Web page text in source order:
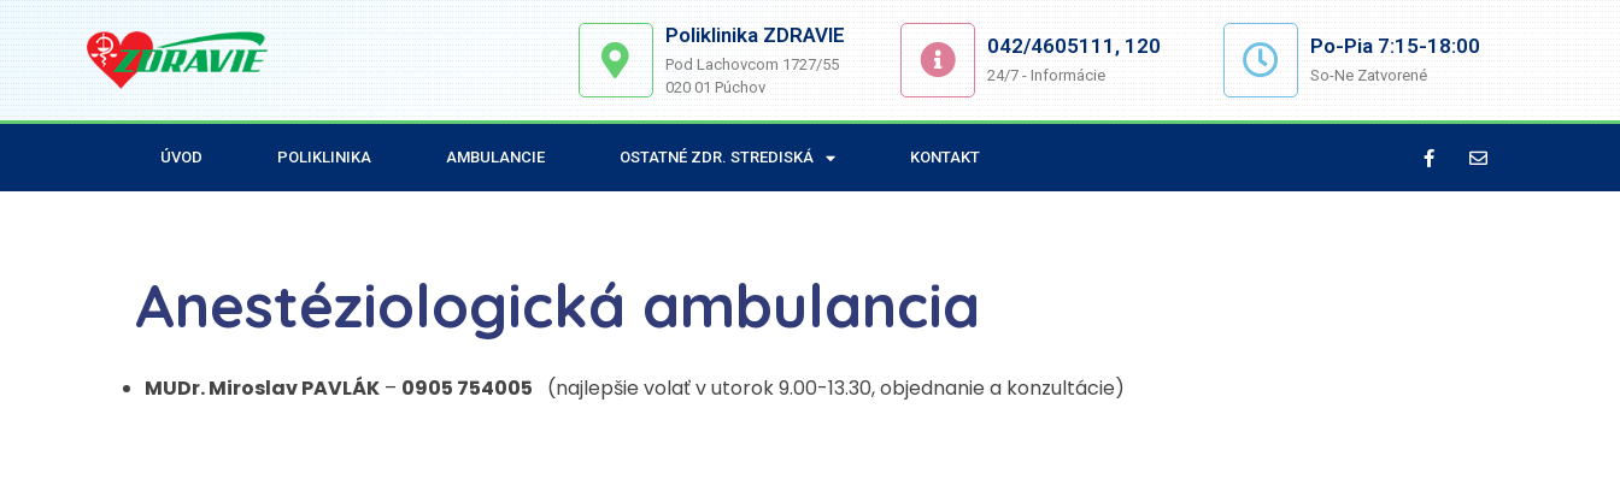
Poliklinika ZDRAVIE
Pod Lachovcom 1727/55
020 01 Púchov
042/4605111, 120
24/7 - Informácie
Po-Pia 7:15-18:00
So-Ne Zatvorené
ÚVOD POLIKLINIKA AMBULANCIE OSTATNÉ ZDR. STREDISKÁ KONTAKT
Anestéziologická ambulancia
MUDr. Miroslav PAVLÁK – 0905 754005 (najlepšie volať v utorok 9.00-13.30, objednanie a konzultácie)